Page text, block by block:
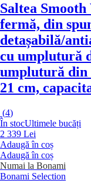
Saltea Smooth
fermă, din
detașabilă/
cu umplutură
umplutură din
21 cm,
(4)
În stocUltimele bucăți
2 339 Lei
Adaugă în coș
Adaugă în coș
Numai la Bonami
Bonami Selection